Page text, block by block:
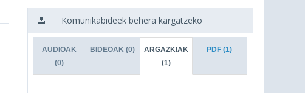
Komunikabideek behera kargatzeko
AUDIOAK
(0)
BIDEOAK (0)
ARGAZKIAK
(1)
PDF (1)